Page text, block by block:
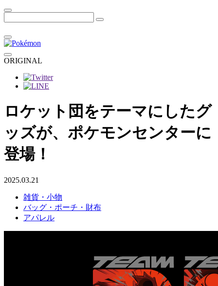
ORIGINAL
ロケット団をテーマにしたグ
ッズが、ポケモンセンターに
登場！
2025.03.21
雑貨・小物
バッグ・ポーチ・財布
アパレル